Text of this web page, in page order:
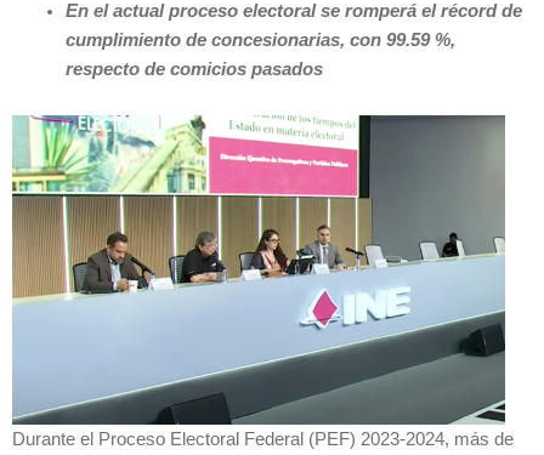
En el actual proceso electoral se romperá el récord de
cumplimiento de concesionarias, con 99.59 %,
respecto de comicios pasados
Durante el Proceso Electoral Federal (PEF) 2023-2024, más de